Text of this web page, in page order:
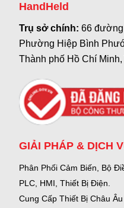
HandHeld
Trụ sở chính:66
Phường Hiệp Bình
Thành phố Hồ Chí
GIẢI PHÁP & DỊCH
Phân Phối Cảm Biến, Bộ
PLC, HMI, Thiết Bị Điện.
Cung Cấp Thiết Bị Châu Âu